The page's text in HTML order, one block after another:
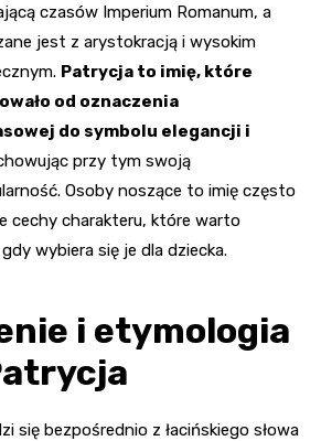
czasów Imperium Romanum, a
jest z arystokracją i wysokim
Patrycja to imię, które
od oznaczenia
do symbolu elegancji i
przy tym swoją
Osoby noszące to imię często
cechy charakteru, które warto
wybiera się je dla dziecka.
i etymologia
się bezpośrednio z łacińskiego słowa